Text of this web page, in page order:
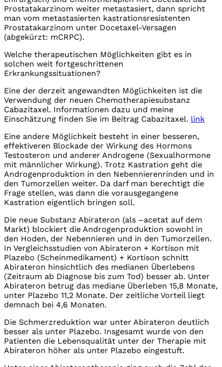
Prostatakarzinom weiter metastasiert, dann spricht
man vom metastasierten kastrationsresistenten
Prostatakarzinom unter Docetaxel-Versagen
(abgekürzt: mCRPC).
Welche therapeutischen Möglichkeiten gibt es in
solchen weit fortgeschrittenen
Erkrankungssituationen?
Eine der derzeit angewandten Möglichkeiten ist die
Verwendung der neuen Chemotherapiesubstanz
Cabazitaxel. Informationen dazu und meine
Einschätzung finden Sie im Beitrag Cabazitaxel. link
Eine andere Möglichkeit besteht in einer besseren,
effektiveren Blockade der Wirkung des Hormons
Testosteron und anderer Androgene (Sexualhormone
mit männlicher Wirkung). Trotz Kastration geht die
Androgenproduktion in den Nebennierenrinden und in
den Tumorzellen weiter. Da darf man berechtigt die
Frage stellen, was dann die vorausgegangene
Kastration eigentlich bringen soll.
Die neue Substanz Abirateron (als –acetat auf dem
Markt) blockiert die Androgenproduktion sowohl in
den Hoden, der Nebennieren und in den Tumorzellen.
In Vergleichsstudien von Abirateron + Kortison mit
Plazebo (Scheinmedikament) + Kortison schnitt
Abirateron hinsichtlich des medianen Überlebens
(Zeitraum ab Diagnose bis zum Tod) besser ab. Unter
Abirateron betrug das mediane Überleben 15,8 Monate,
unter Plazebo 11,2 Monate. Der zeitliche Vorteil liegt
demnach bei 4,6 Monaten.
Die Schmerzreduktion war unter Abirateron deutlich
besser als unter Plazebo. Insgesamt wurde von den
Patienten die Lebensqualität unter der Therapie mit
Abirateron höher als unter Plazebo eingestuft.